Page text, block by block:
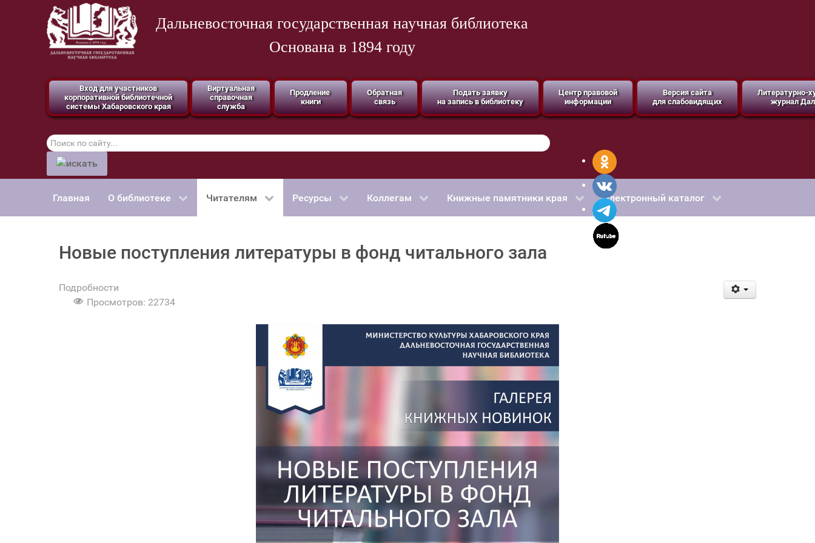
Дальневосточная государственная научная библиотека
Основана в 1894 году
Вход для участников
корпоративной библиотечной
системы Хабаровского края
Виртуальная
справочная
служба
Продление
книги
Обратная
связь
Подать заявку
на запись в библиотеку
Центр правовой
информации
Версия сайта
для слабовидящих
Литературно-
журнал
Поиск
по
сайту
Главная О библиотеке Читателям Ресурсы Коллегам Книжные памятники края Электронный каталог
Новые поступления литературы в фонд читального зала
Подробности
Просмотров: 22734